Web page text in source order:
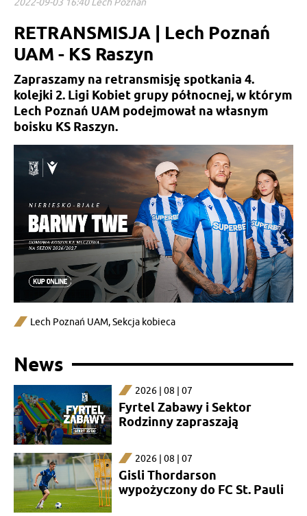
2022-09-03 16:40 Lech Poznań
RETRANSMISJA | Lech Poznań
UAM - KS Raszyn
Zapraszamy na retransmisję spotkania 4.
kolejki 2. Ligi Kobiet grupy północnej, w którym
Lech Poznań UAM podejmował na własnym
boisku KS Raszyn.
Lech Poznań UAM,Sekcja kobieca
News
2026 | 08 | 07
Fyrtel Zabawy i Sektor
Rodzinny zapraszają
2026 | 08 | 07
Gisli Thordarson
wypożyczony do FC St. Pauli